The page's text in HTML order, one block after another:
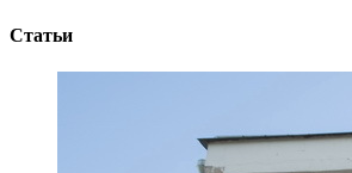
Статьи